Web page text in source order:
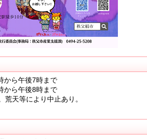
ら午後7時まで
ら午後8時まで
天等により中止あり。